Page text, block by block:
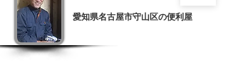
愛知県名古屋市守山区の便利屋